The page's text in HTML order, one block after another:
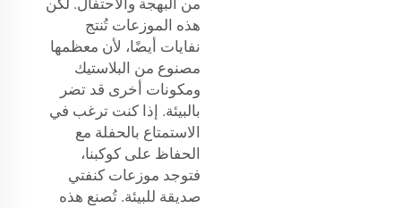
من البهجة والاحتفال. لكن
هذه الموزعات تُنتج
نفايات أيضًا، لأن معظمها
مصنوع من البلاستيك
ومكونات أخرى قد تضر
بالبيئة. إذا كنت ترغب في
الاستمتاع بالحفلة مع
الحفاظ على كوكبنا،
فتوجد موزعات كنفتي
صديقة للبيئة. تُصنع هذه